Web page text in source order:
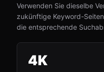
Verwenden Sie dieselbe
zukünftige Keyword-
die entsprechende
4K